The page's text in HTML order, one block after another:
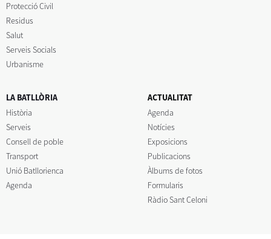
Protecció Civil
Residus
Salut
Serveis Socials
Urbanisme
LA BATLLÒRIA
Història
Serveis
Consell de poble
Transport
Unió Batllorienca
Agenda
ACTUALITAT
Agenda
Notícies
Exposicions
Publicacions
Àlbums de fotos
Formularis
Ràdio Sant Celoni